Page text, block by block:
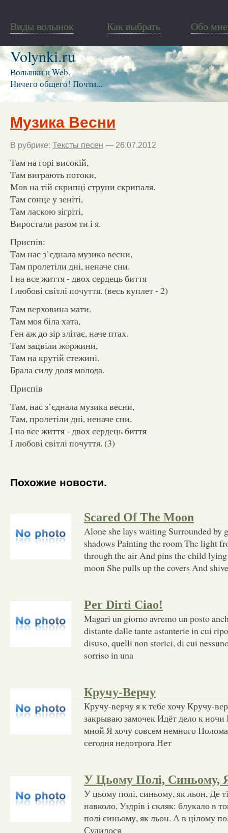
Виды волынок Как выбрать Обо мне
Volynki.ru
Волынки и Web.
Ничего общего! Почти...
Музика Весни
В рубрике: Тексты песен — 26.07.2012
Там на горі високій,
Там виграють потоки,
Мов на тій скрипці струни скрипаля.
Там сонце у зеніті,
Там ласкою зігріті,
Виростали разом ти і я.
Приспів:
Там нас з’єднала музика весни,
Там пролетіли дні, неначе сни.
І на все життя - двох сердець биття
І любові світлі почуття. (весь куплет - 2)
Там верховина мати,
Там моя біла хата,
Ген аж до зір злітає, наче птах.
Там зацвіли жoржини,
Там на крутій стежині,
Брала силу доля молода.
Приспів
Там, нас з’єднала музика весни,
Там, пролетіли дні, неначе сни.
І на все життя - двох сердець биття
І любові світлі почуття. (3)
Похожие новости.
Scared Of The Moon
Alone she lays waiting Surrounded by
shadows Painting the room The light
through the air And pins the child
moon She pulls up the covers And
Per Dirti Ciao!
Magari un giorno avremo un posto
distante dalle tante astanterie in cui
disuso, quelli non storici, di cui
sorriso in una
Кручу-Верчу
Кручу-верчу я к тебе хочу Кручу-
закрываю замочек Идёт дело к ночи
мной Я хочу совсем немного
сегодня недотрога Нет
У Цьому Полі, Синьому,
У цьому полі, синьому, як льон, Де
навколо, Уздрів і скляк: блукало в
полі синьому, як льон. А в цілому
Судилося